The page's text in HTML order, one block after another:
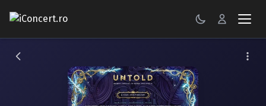
CONCERTE